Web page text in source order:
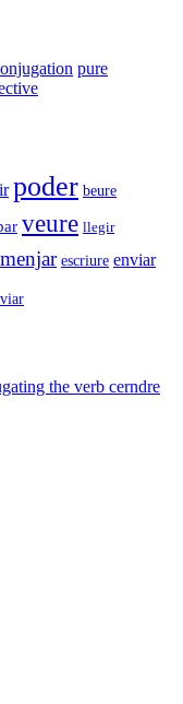
pure
poder beure
veure llegir
menjar escriure enviar
the verb cerndre